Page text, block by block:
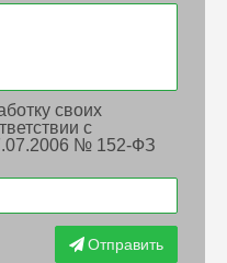
своих
с
№ 152-ФЗ
Отправить